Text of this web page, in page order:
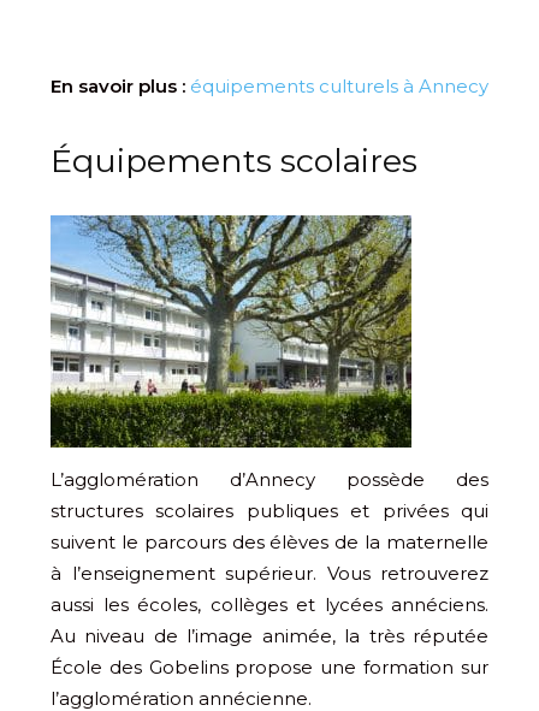
En savoir plus : équipements culturels à Annecy
Équipements scolaires
L’agglomération d’Annecy possède des
structures scolaires publiques et privées qui
suivent le parcours des élèves de la maternelle
à l’enseignement supérieur. Vous retrouverez
aussi les écoles, collèges et lycées annéciens.
Au niveau de l’image animée, la très réputée
École des Gobelins propose une formation sur
l’agglomération annécienne.